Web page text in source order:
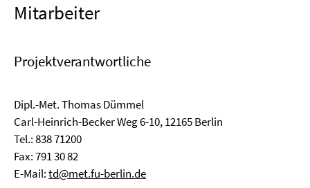
Mitarbeiter
Projektverantwortliche
Dipl.-Met. Thomas Dümmel
Carl-Heinrich-Becker Weg 6-10, 12165 Berlin
Tel.: 838 71200
Fax: 791 30 82
E-Mail:td@met.fu-berlin.de